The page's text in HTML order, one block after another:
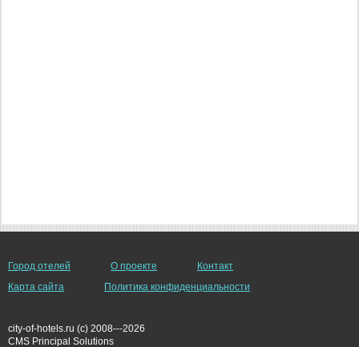
Город отелей О проекте
Контакт
Карта сайта
Политика конфиденциальности
city-of-hotels.ru (c) 2008---2026
СMS Principal Solutions